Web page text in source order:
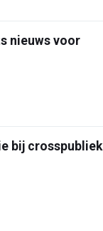
nieuws voor
bij crosspubliek